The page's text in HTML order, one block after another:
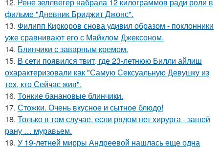
12. Рене зеллвегер набрала 12 килограммов ради роли в
фильме "Дневник Бриджит Джонс".
13. Филипп Киркоров снова удивил образом - поклонники
уже сравнивают его с Майклом Джексоном.
14. Блинчики с заварным кремом.
15. В сети появился твит, где 23-летнюю Билли айлиш
охарактеризовали как "Самую Сексуальную Девушку из
тех, кто Сейчас жив".
16. Тонкие банановые блинчики.
17. Стожки. Очень вкусное и сытное блюдо!
18. Только в том случае, если рядом нет хирурга - зашей
рану … муравьем.
19. У 19-летней мирры Андреевой нашлась еще одна